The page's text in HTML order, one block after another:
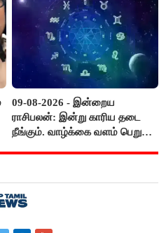
09-08-2026 - இன்றைய
ராசிபலன்: இன்று காரிய தடை
நீங்கும். வாழ்க்கை வளம் பெறும்.